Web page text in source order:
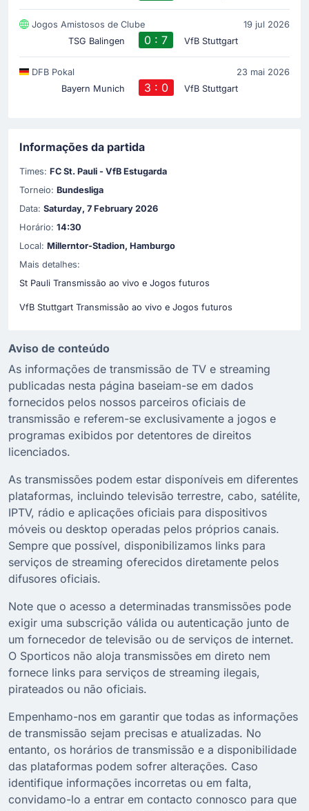
Jogos Amistosos de Clube
19 jul 2026
TSG Balingen
0 : 7 VfB Stuttgart
DFB Pokal
23 mai 2026
Bayern Munich
3 : 0 VfB Stuttgart
Informações da partida
Times: FC St. Pauli - VfB Estugarda
Torneio: Bundesliga
Data: Saturday, 7 February 2026
Horário: 14:30
Local: Millerntor-Stadion, Hamburgo
Mais detalhes:
St Pauli Transmissão ao vivo e Jogos futuros
VfB Stuttgart Transmissão ao vivo e Jogos futuros
Aviso de conteúdo
As informações de transmissão de TV e streaming
publicadas nesta página baseiam-se em dados
fornecidos pelos nossos parceiros oficiais de
transmissão e referem-se exclusivamente a jogos e
programas exibidos por detentores de direitos
licenciados.
As transmissões podem estar disponíveis em diferentes
plataformas, incluindo televisão terrestre, cabo, satélite,
IPTV, rádio e aplicações oficiais para dispositivos
móveis ou desktop operadas pelos próprios canais.
Sempre que possível, disponibilizamos links para
serviços de streaming oferecidos diretamente pelos
difusores oficiais.
Note que o acesso a determinadas transmissões pode
exigir uma subscrição válida ou autenticação junto de
um fornecedor de televisão ou de serviços de internet.
O Sporticos não aloja transmissões em direto nem
fornece links para serviços de streaming ilegais,
pirateados ou não oficiais.
Empenhamo-nos em garantir que todas as informações
de transmissão sejam precisas e atualizadas. No
entanto, os horários de transmissão e a disponibilidade
das plataformas podem sofrer alterações. Caso
identifique informações incorretas ou em falta,
convidamo-lo a entrar em contacto connosco para que